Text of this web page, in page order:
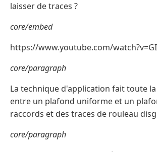
laisser de traces ?
core/embed
https://www.youtube.com/
core/paragraph
La technique d'application fait toute
entre un plafond uniforme et un
raccords et des traces de rouleau
core/paragraph